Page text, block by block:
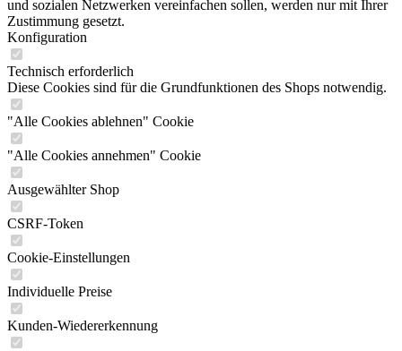
und sozialen Netzwerken vereinfachen sollen, werden nur mit Ihrer
Zustimmung gesetzt.
Konfiguration
Technisch erforderlich
Diese Cookies sind für die Grundfunktionen des Shops notwendig.
"Alle Cookies ablehnen" Cookie
"Alle Cookies annehmen" Cookie
Ausgewählter Shop
CSRF-Token
Cookie-Einstellungen
Individuelle Preise
Kunden-Wiedererkennung